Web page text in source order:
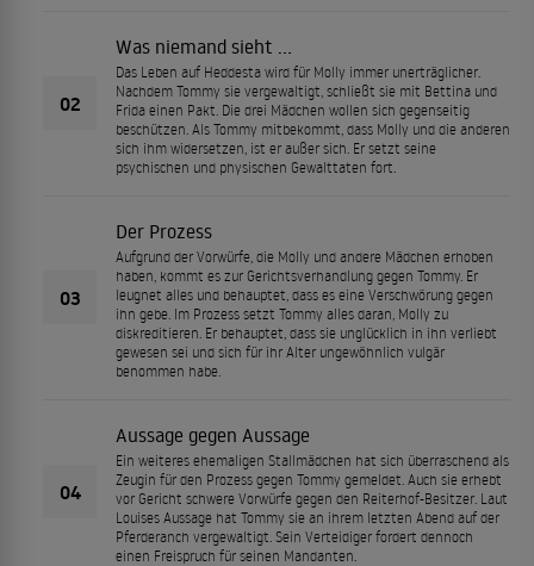
02
Was niemand sieht …
Das Leben auf Heddesta wird für Molly immer unerträglicher.
Nachdem Tommy sie vergewaltigt, schließt sie mit Bettina und
Frida einen Pakt. Die drei Mädchen wollen sich gegenseitig
beschützen. Als Tommy mitbekommt, dass Molly und die anderen
sich ihm widersetzen, ist er außer sich. Er setzt seine
psychischen und physischen Gewalttaten fort.
03
Der Prozess
Aufgrund der Vorwürfe, die Molly und andere Mädchen erhoben
haben, kommt es zur Gerichtsverhandlung gegen Tommy. Er
leugnet alles und behauptet, dass es eine Verschwörung gegen
ihn gebe. Im Prozess setzt Tommy alles daran, Molly zu
diskreditieren. Er behauptet, dass sie unglücklich in ihn verliebt
gewesen sei und sich für ihr Alter ungewöhnlich vulgär
benommen habe.
04
Aussage gegen Aussage
Ein weiteres ehemaligen Stallmädchen hat sich überraschend als
Zeugin für den Prozess gegen Tommy gemeldet. Auch sie erhebt
vor Gericht schwere Vorwürfe gegen den Reiterhof-Besitzer. Laut
Louises Aussage hat Tommy sie an ihrem letzten Abend auf der
Pferderanch vergewaltigt. Sein Verteidiger fordert dennoch
einen Freispruch für seinen Mandanten.